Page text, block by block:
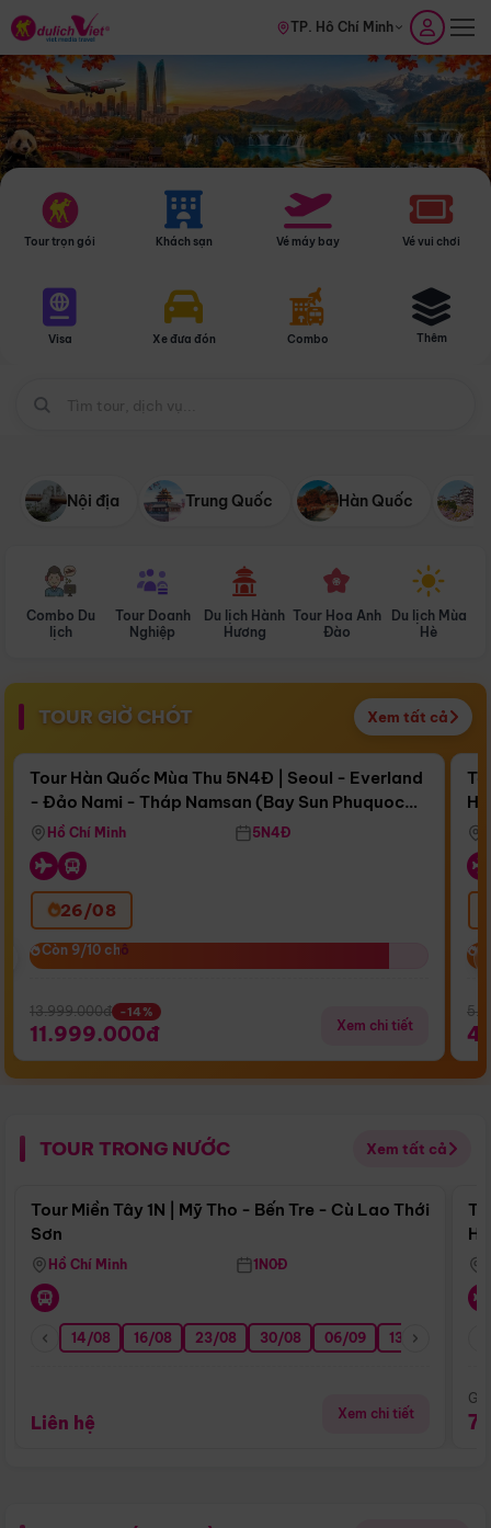
TP. Hồ Chí Minh
Tour trọn gói Khách sạn Vé máy bay Vé vui chơi
Visa Xe đưa đón Combo Thêm
Nội địa Trung Quốc Hàn Quốc
Combo Du
lịch
Tour Doanh
Nghiệp
Du lịch Hành
Hương
Tour Hoa Anh
Đào
Du lịch Mùa
Hè
TOUR GIỜ CHÓT Xem tất cả
Còn16 ngày 07:28:21
Bay Sun Phuquoc Airways
Điểm nổi bật
Tour Hàn Quốc Mùa Thu 5N4Đ | Seoul - Everland
- Đảo Nami - Tháp Namsan (Bay Sun Phuquoc
Airways)
Hồ Chí Minh 5N4Đ
26/08
Còn 9/10 chỗ
Còn 9/10 chỗ
13.999.000đ -14%
11.999.000đ Xem chi tiết
TOUR TRONG NƯỚC Xem tất cả
Điểm nổi bật
Tour Miền Tây 1N | Mỹ Tho - Bến Tre - Cù Lao Thới
Sơn
Hồ Chí Minh 1N0Đ
14/08 16/08 23/08 30/08 06/09 13/09
Liên hệ Xem chi tiết